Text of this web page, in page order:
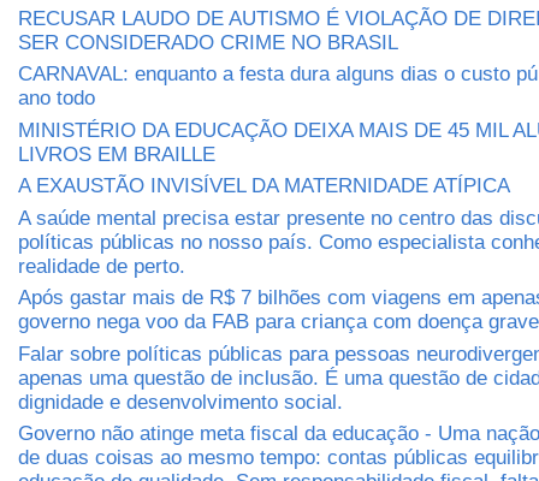
RECUSAR LAUDO DE AUTISMO É VIOLAÇÃO DE
SER CONSIDERADO CRIME NO BRASIL
CARNAVAL: enquanto a festa dura alguns dias o custo
ano todo
MINISTÉRIO DA EDUCAÇÃO DEIXA MAIS DE 45 MIL
LIVROS EM BRAILLE
A EXAUSTÃO INVISÍVEL DA MATERNIDADE ATÍPICA
A saúde mental precisa estar presente no centro das
políticas públicas no nosso país. Como especialista
realidade de perto.
Após gastar mais de R$ 7 bilhões com viagens em
governo nega voo da FAB para criança com doença grave
Falar sobre políticas públicas para pessoas
apenas uma questão de inclusão. É uma questão de
dignidade e desenvolvimento social.
Governo não atinge meta fiscal da educação - Uma
de duas coisas ao mesmo tempo: contas públicas